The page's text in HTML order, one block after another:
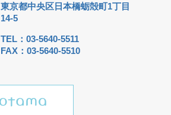
東京都中央区日本橋蛎殻町1丁目
14-5
TEL：03-5640-5511
FAX：03-5640-5510